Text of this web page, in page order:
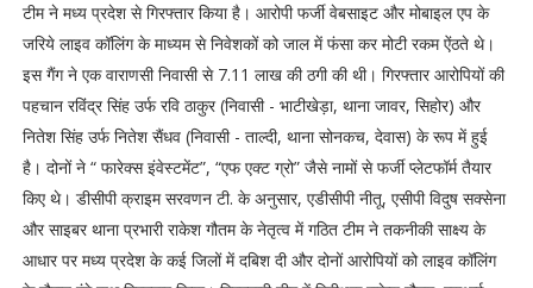
टीम ने मध्य प्रदेश से गिरफ्तार किया है। आरोपी फर्जी वेबसाइट और मोबाइल एप के
जरिये लाइव कॉलिंग के माध्यम से निवेशकों को जाल में फंसा कर मोटी रकम ऐंठते थे।
इस गैंग ने एक वाराणसी निवासी से 7.11 लाख की ठगी की थी। गिरफ्तार आरोपियों की
पहचान रविंद्र सिंह उर्फ रवि ठाकुर (निवासी - भाटीखेड़ा, थाना जावर, सिहोर) और
नितेश सिंह उर्फ नितेश सैंधव (निवासी - ताल्दी, थाना सोनकच, देवास) के रूप में हुई
है। दोनों ने “ फारेक्स इंवेस्टमेंट”, “एफ एक्ट ग्रो” जैसे नामों से फर्जी प्लेटफॉर्म तैयार
किए थे। डीसीपी क्राइम सरवणन टी. के अनुसार, एडीसीपी नीतू, एसीपी विदुष सक्सेना
और साइबर थाना प्रभारी राकेश गौतम के नेतृत्व में गठित टीम ने तकनीकी साक्ष्य के
आधार पर मध्य प्रदेश के कई जिलों में दबिश दी और दोनों आरोपियों को लाइव कॉलिंग